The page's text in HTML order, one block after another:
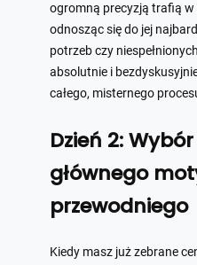
ogromną precyzją trafią
odnosząc się do jej
potrzeb czy
absolutnie i
całego, misternego
Dzień 2:
głównego
przewodniego
Kiedy masz już zebrane